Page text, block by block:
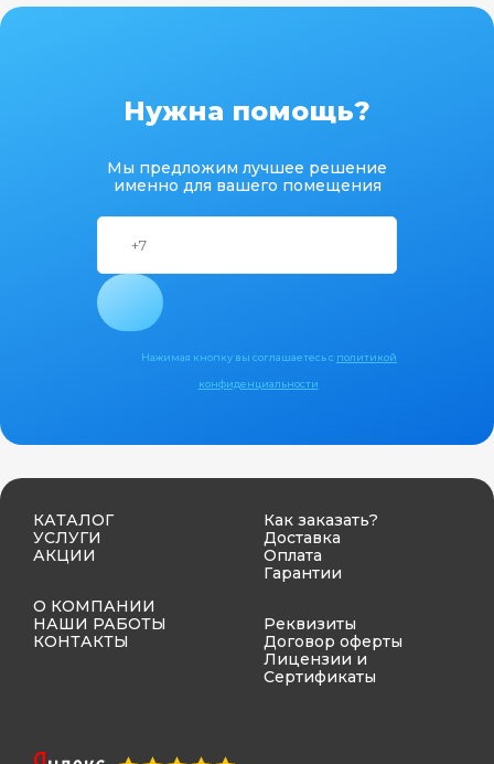
Нужна помощь?
Мы предложим лучшее решение
именно для вашего помещения
Нажимая кнопку вы соглашаетесь с политикой
конфиденциальности
КАТАЛОГ
УСЛУГИ
АКЦИИ
О КОМПАНИИ
НАШИ РАБОТЫ
КОНТАКТЫ
Как заказать?
Доставка
Оплата
Гарантии
Реквизиты
Договор оферты
Лицензии и
Сертификаты